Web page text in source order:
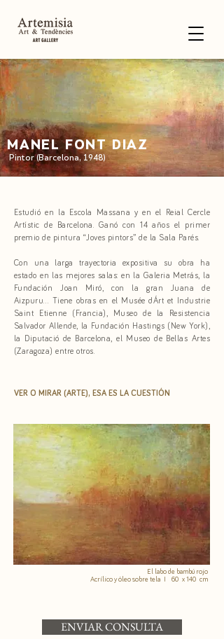
MANEL FONT DIAZ
Pintor (Barcelona, 1948)
Estudió en la Escola Massana y en el Reial Cercle
Artístic de Barcelona. Ganó con 14 años el primer
premio de pintura “Joves pintors” de la Sala Parés.
Con una larga trayectoria expositiva su obra ha
estado en las mejores salas: en la Galeria Metrás, la
Fundación Joan Miró, con la gran Juana de
Aizpuru… Tiene obras en el Musée dÁrt et Industrie
Saint Etienne (Francia), Museo de la Resistencia
Salvador Allende, la Fundación Hastings (New York),
la Diputació de Barcelona, el Museo de Bellas Artes
(Zaragoza) entre otros.
VER O MIRAR (ARTE), ESA ES LA CUESTIÓN
El labo de bambú rojo
Acrílico y óleo sobre tela I 60 x 140 cm
ENVIAR CONSULTA